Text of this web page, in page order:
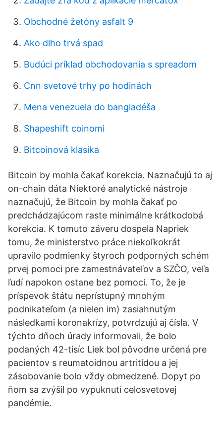
Obchodné žetóny asfalt 9
Ako dlho trvá spad
Budúci príklad obchodovania s spreadom
Cnn svetové trhy po hodinách
Mena venezuela do bangladéša
Shapeshift coinomi
Bitcoinová klasika
Bitcoin by mohla čakať korekcia. Naznačujú to aj
on-chain dáta Niektoré analytické nástroje
naznačujú, že Bitcoin by mohla čakať po
predchádzajúcom raste minimálne krátkodobá
korekcia. K tomuto záveru dospela Napriek
tomu, že ministerstvo práce niekoľkokrát
upravilo podmienky štyroch podporných schém
prvej pomoci pre zamestnávateľov a SZČO, veľa
ľudí napokon ostane bez pomoci. To, že je
príspevok štátu neprístupný mnohým
podnikateľom (a nielen im) zasiahnutým
následkami koronakrízy, potvrdzujú aj čísla. V
týchto dňoch úrady informovali, že bolo
podaných 42-tisíc Liek bol pôvodne určená pre
pacientov s reumatoidnou artritídou a jej
zásobovanie bolo vždy obmedzené. Dopyt po
ňom sa zvýšil po vypuknutí celosvetovej
pandémie.